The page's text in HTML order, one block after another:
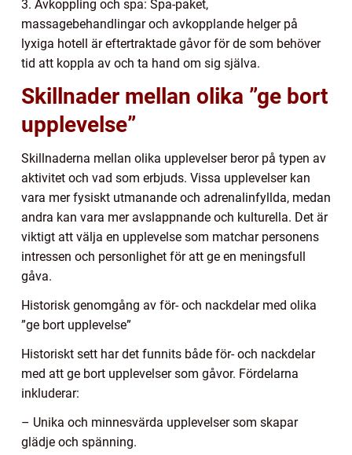
3. Avkoppling och spa: Spa-paket,
massagebehandlingar och avkopplande helger på
lyxiga hotell är eftertraktade gåvor för de som behöver
tid att koppla av och ta hand om sig själva.
Skillnader mellan olika ”ge bort
upplevelse”
Skillnaderna mellan olika upplevelser beror på typen av
aktivitet och vad som erbjuds. Vissa upplevelser kan
vara mer fysiskt utmanande och adrenalinfyllda, medan
andra kan vara mer avslappnande och kulturella. Det är
viktigt att välja en upplevelse som matchar personens
intressen och personlighet för att ge en meningsfull
gåva.
Historisk genomgång av för- och nackdelar med olika
”ge bort upplevelse”
Historiskt sett har det funnits både för- och nackdelar
med att ge bort upplevelser som gåvor. Fördelarna
inkluderar:
– Unika och minnesvärda upplevelser som skapar
glädje och spänning.